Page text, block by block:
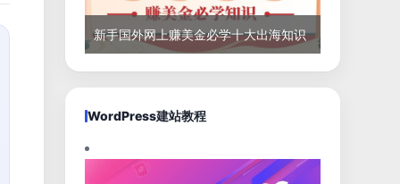
新手国外网上赚美金必学十大出海知识
WordPress建站教程